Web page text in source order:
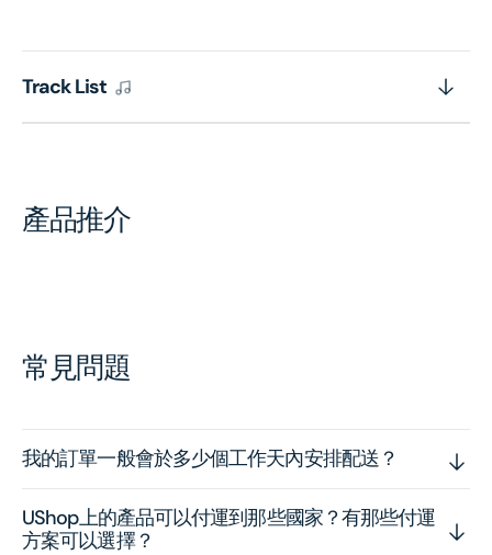
Track List
產品推介
常見問題
我的訂單一般會於多少個工作天內安排配送？
UShop上的產品可以付運到那些國家？有那些付運
方案可以選擇？